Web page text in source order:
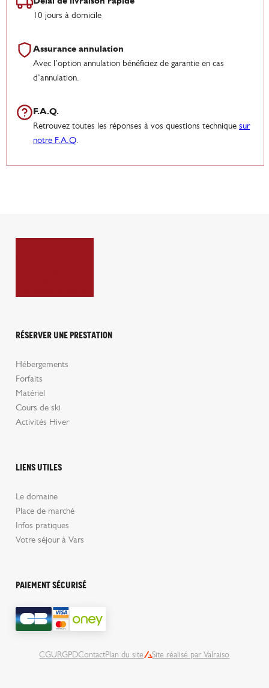
10 jours à domicile
Assurance annulation
Avec l’option annulation bénéficiez de garantie en cas
d’annulation.
F.A.Q.
Retrouvez toutes les réponses à vos questions technique sur
notre F.A.Q.
Réserver une prestation
Hébergements
Forfaits
Matériel
Cours de ski
Activités Hiver
Liens utiles
Le domaine
Place de marché
Infos pratiques
Votre séjour à Vars
Paiement sécurisé
CGURGPDContactPlan du siteValraiso
Site réalisé par Valraiso